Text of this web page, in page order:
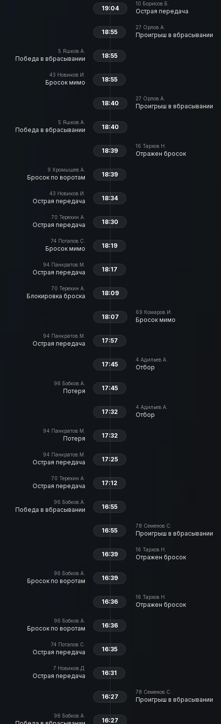
10 Борисов Б.
Острая передача
19:04
27 Орлов А.
Проигрыш в вбрасывании
18:55
5 Яшков А.
Победа в вбрасывании 18:55
43 Новиков И.
Бросок мимо 18:55
27 Орлов А.
Проигрыш в вбрасывании
18:40
5 Яшков А.
Победа в вбрасывании 18:40
16 Тархов Н.
Отражен бросок
18:39
9 Хромышев А.
Бросок по воротам 18:39
43 Новиков И.
Острая передача 18:34
70 Терехин А.
Острая передача 18:30
74 Потапов С.
Бросок мимо 18:19
94 Панкратов М.
Острая передача 18:17
70 Терехин А.
Блокировка броска 18:09
69 Комаров И.
Бросок мимо
18:07
94 Панкратов М.
Острая передача 17:57
4 Адильев А.
Отбор
17:45
96 Бобков А.
Потеря 17:45
4 Адильев А.
Отбор
17:32
94 Панкратов М.
Потеря 17:32
94 Панкратов М.
Острая передача 17:25
70 Терехин А.
Острая передача 17:12
96 Бобков А.
Победа в вбрасывании 16:55
78 Семенов С.
Проигрыш в вбрасывании
16:55
16 Тархов Н.
Отражен бросок
16:39
96 Бобков А.
Бросок по воротам 16:39
16 Тархов Н.
Отражен бросок
16:36
96 Бобков А.
Бросок по воротам 16:36
74 Потапов С.
Острая передача 16:35
7 Новиков Д.
Острая передача 16:31
78 Семенов С.
Проигрыш в вбрасывании
16:27
96 Бобков А.
16:27